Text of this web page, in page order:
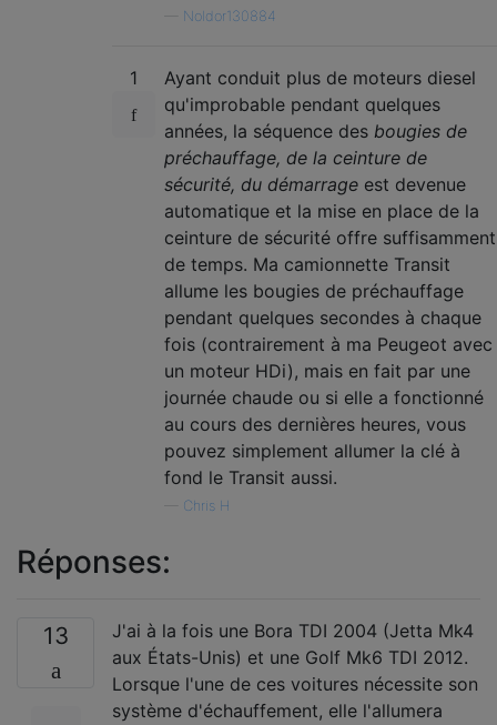
Noldor130884
1
Ayant conduit plus de moteurs diesel
qu'improbable pendant quelques
années, la séquence des bougies de
préchauffage, de la ceinture de
sécurité, du démarrage est devenue
automatique et la mise en place de la
ceinture de sécurité offre suffisamment
de temps. Ma camionnette Transit
allume les bougies de préchauffage
pendant quelques secondes à chaque
fois (contrairement à ma Peugeot avec
un moteur HDi), mais en fait par une
journée chaude ou si elle a fonctionné
au cours des dernières heures, vous
pouvez simplement allumer la clé à
fond le Transit aussi.
Chris H
Réponses:
13
J'ai à la fois une Bora TDI 2004 (Jetta Mk4
aux États-Unis) et une Golf Mk6 TDI 2012.
Lorsque l'une de ces voitures nécessite son
système d'échauffement, elle l'allumera